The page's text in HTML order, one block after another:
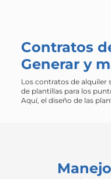
Contratos
Generar y
Los contratos de alquiler
de plantillas para los
Aquí, el diseño de las